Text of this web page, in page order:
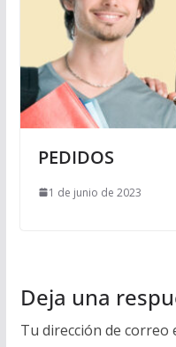
PEDIDOS
1 de junio de 2023
Deja una
Tu dirección de correo